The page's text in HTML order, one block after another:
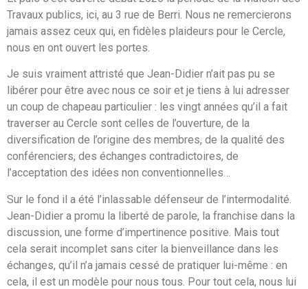
Travaux publics, ici, au 3 rue de Berri. Nous ne remercierons
jamais assez ceux qui, en fidèles plaideurs pour le Cercle,
nous en ont ouvert les portes.
Je suis vraiment attristé que Jean-Didier n’ait pas pu se
libérer pour être avec nous ce soir et je tiens à lui adresser
un coup de chapeau particulier : les vingt années qu’il a fait
traverser au Cercle sont celles de l’ouverture, de la
diversification de l’origine des membres, de la qualité des
conférenciers, des échanges contradictoires, de
l’acceptation des idées non conventionnelles…
Sur le fond il a été l’inlassable défenseur de l’intermodalité.
Jean-Didier a promu la liberté de parole, la franchise dans la
discussion, une forme d’impertinence positive. Mais tout
cela serait incomplet sans citer la bienveillance dans les
échanges, qu’il n’a jamais cessé de pratiquer lui-même : en
cela, il est un modèle pour nous tous. Pour tout cela, nous lui